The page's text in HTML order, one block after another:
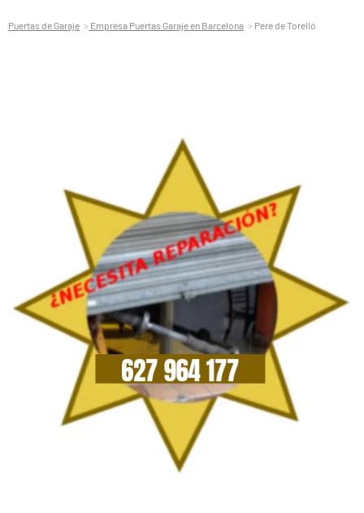
Puertas de Garaje Empresa Puertas Garaje en Barcelona Pere de Torelló